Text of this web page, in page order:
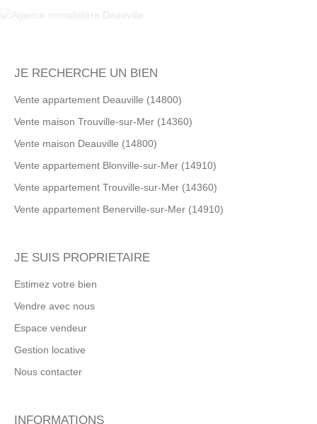
JE RECHERCHE UN BIEN
Vente appartement Deauville (14800)
Vente maison Trouville-sur-Mer (14360)
Vente maison Deauville (14800)
Vente appartement Blonville-sur-Mer (14910)
Vente appartement Trouville-sur-Mer (14360)
Vente appartement Benerville-sur-Mer (14910)
JE SUIS PROPRIETAIRE
Estimez votre bien
Vendre avec nous
Espace vendeur
Gestion locative
Nous contacter
INFORMATIONS